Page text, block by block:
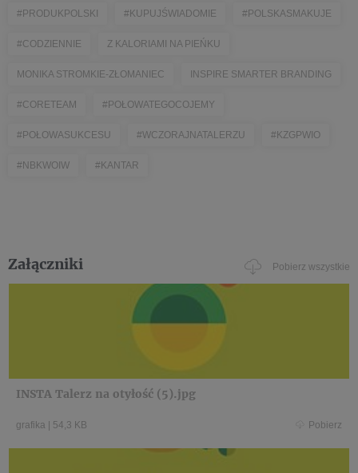
#PRODUKPOLSKI #KUPUJŚWIADOMIE #POLSKASMAKUJE
#CODZIENNIE Z KALORIAMI NA PIEŃKU
MONIKA STROMKIE-ZŁOMANIEC INSPIRE SMARTER BRANDING
#CORETEAM #POŁOWATEGOCOJEMY
#POŁOWASUKCESU #WCZORAJNATALERZU #KZGPWIO
#NBKWOIW #KANTAR
Załączniki Pobierz wszystkie
INSTA Talerz na otyłość (5).jpg
grafika 54,3 KB Pobierz